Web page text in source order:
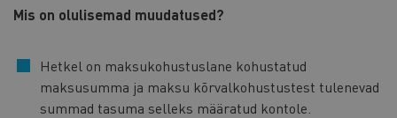
Mis on olulisemad muudatused?
Hetkel on maksukohustuslane kohustatud
maksusumma ja maksu kõrvalkohustustest tulenevad
summad tasuma selleks määratud kontole.